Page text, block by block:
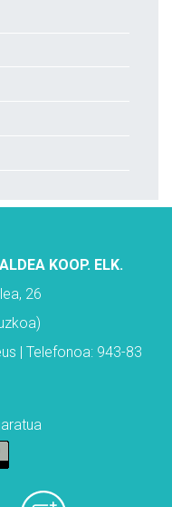
KOOP. ELK.
26
| Telefonoa: 943-83